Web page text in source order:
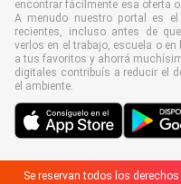
encontrar fácilmente esa oferta
A menudo nuestro portal es
recientes, incluso antes de
verlos en el trabajo, escuela o
a tus favoritos y ahorrá
digitales contribuís a reducir el
el ambiente.
Se reservan todos los